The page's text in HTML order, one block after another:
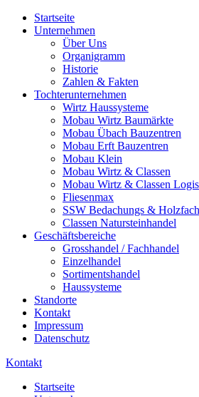
Startseite
Unternehmen
Über Uns
Organigramm
Historie
Zahlen & Fakten
Tochterunternehmen
Wirtz Haussysteme
Mobau Wirtz Baumärkte
Mobau Übach Bauzentren
Mobau Erft Bauzentren
Mobau Klein
Mobau Wirtz & Classen
Mobau Wirtz & Classen
Fliesenmax
SSW Bedachungs &
Classen Natursteinhandel
Geschäftsbereiche
Grosshandel / Fachhandel
Einzelhandel
Sortimentshandel
Haussysteme
Standorte
Kontakt
Impressum
Datenschutz
Kontakt
Startseite